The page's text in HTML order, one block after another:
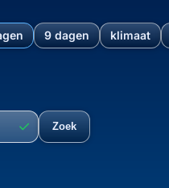
9 dagen klimaat
✓ Zoek